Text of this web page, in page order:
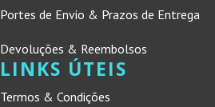
Portes de Envio & Prazos de Entrega
Devoluções & Reembolsos
LINKS ÚTEIS
Termos & Condições